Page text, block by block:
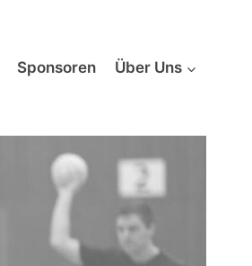
Sponsoren Über Uns